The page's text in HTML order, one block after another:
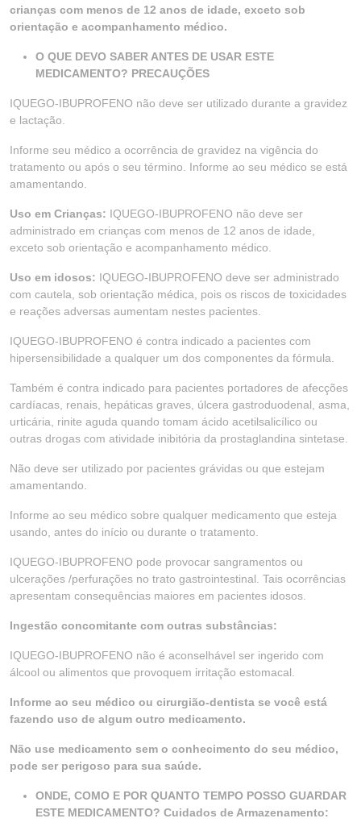
crianças com menos de 12 anos de idade, exceto sob
orientação e acompanhamento médico.
O QUE DEVO SABER ANTES DE USAR ESTE
MEDICAMENTO? PRECAUÇÕES
IQUEGO-IBUPROFENO não deve ser utilizado durante a gravidez
e lactação.
Informe seu médico a ocorrência de gravidez na vigência do
tratamento ou após o seu término. Informe ao seu médico se está
amamentando.
Uso em Crianças: IQUEGO-IBUPROFENO não deve ser
administrado em crianças com menos de 12 anos de idade,
exceto sob orientação e acompanhamento médico.
Uso em idosos: IQUEGO-IBUPROFENO deve ser administrado
com cautela, sob orientação médica, pois os riscos de toxicidades
e reações adversas aumentam nestes pacientes.
IQUEGO-IBUPROFENO é contra indicado a pacientes com
hipersensibilidade a qualquer um dos componentes da fórmula.
Também é contra indicado para pacientes portadores de afecções
cardíacas, renais, hepáticas graves, úlcera gastroduodenal, asma,
urticária, rinite aguda quando tomam ácido acetilsalicílico ou
outras drogas com atividade inibitória da prostaglandina sintetase.
Não deve ser utilizado por pacientes grávidas ou que estejam
amamentando.
Informe ao seu médico sobre qualquer medicamento que esteja
usando, antes do início ou durante o tratamento.
IQUEGO-IBUPROFENO pode provocar sangramentos ou
ulcerações /perfurações no trato gastrointestinal. Tais ocorrências
apresentam consequências maiores em pacientes idosos.
Ingestão concomitante com outras substâncias:
IQUEGO-IBUPROFENO não é aconselhável ser ingerido com
álcool ou alimentos que provoquem irritação estomacal.
Informe ao seu médico ou cirurgião-dentista se você está
fazendo uso de algum outro medicamento.
Não use medicamento sem o conhecimento do seu médico,
pode ser perigoso para sua saúde.
ONDE, COMO E POR QUANTO TEMPO POSSO GUARDAR
ESTE MEDICAMENTO? Cuidados de Armazenamento: